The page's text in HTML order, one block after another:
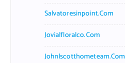
Salvatoresinpoint.com
Jovialfloralco.com
Johnlscotthometeam.com